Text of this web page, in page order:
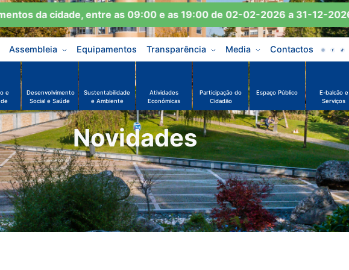
da cidade, entre as 09:00 e as 19:00 de 02-02-2026 a 31-12-2026
Assembleia Equipamentos Transparência Media Contactos
e
Desenvolvimento
Social e Saúde
Sustentabilidade
e Ambiente
Atividades
Económicas
Participação do
Cidadão
Espaço Público
E-balcão e
Serviços
Novidades